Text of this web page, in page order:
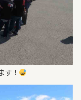
す！